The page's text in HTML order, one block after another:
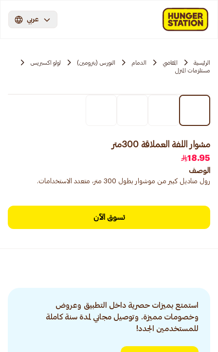
عربي
الرئيسية المقاضي الدمام النورس (بترومين)
لولو اكسبريس
مستلزمات المنزل
مشوار اللفة العملاقة 300متر
18.95
الوصف
رول مناديل كبير من موشوار بطول 300 متر، متعدد الاستخدامات.
تسوق الآن
استمتع بميزات حصرية داخل التطبيق وعروض
وخصومات مميزة. وتوصيل مجاني لمدة سنة كاملة
للمستخدمين الجدد!